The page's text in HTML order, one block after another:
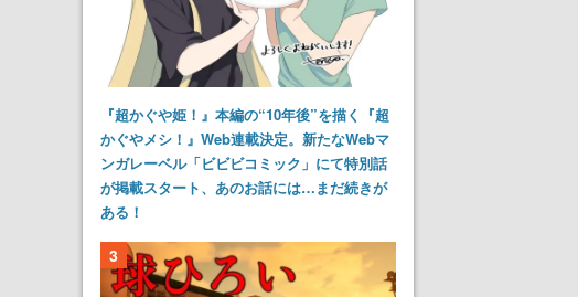
『超かぐや姫！』本編の“10年後”を描く『超
かぐやメシ！』Web連載決定。新たなWebマ
ンガレーベル「ビビビコミック」にて特別話
が掲載スタート、あのお話には…まだ続きが
ある！
3